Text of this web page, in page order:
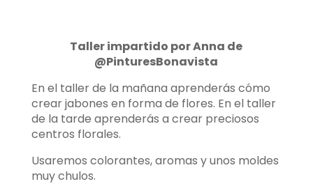
Taller impartido por Anna de
@PinturesBonavista
En el taller de la mañana aprenderás cómo
crear jabones en forma de flores. En el taller
de la tarde aprenderás a crear preciosos
centros florales.
Usaremos colorantes, aromas y unos moldes
muy chulos.